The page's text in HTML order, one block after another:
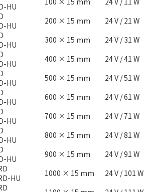
HU
200 × 15 mm 24 V / 21 W
HU
300 × 15 mm 24 V / 31 W
HU
400 × 15 mm 24 V / 41 W
HU
500 × 15 mm 24 V / 51 W
HU
600 × 15 mm 24 V / 61 W
HU
700 × 15 mm 24 V / 71 W
HU
800 × 15 mm 24 V / 81 W
HU
900 × 15 mm 24 V / 91 W
HU
1000 × 15 mm 24 V / 101 W
HU